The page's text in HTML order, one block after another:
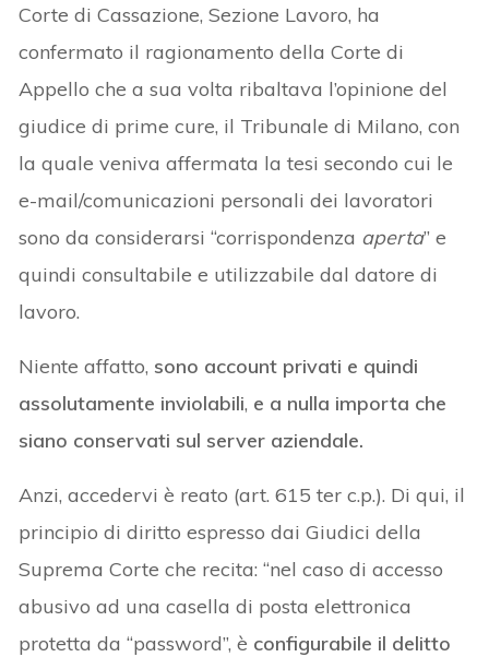
Corte di Cassazione, Sezione Lavoro, ha
confermato il ragionamento della Corte di
Appello che a sua volta ribaltava l’opinione del
giudice di prime cure, il Tribunale di Milano, con
la quale veniva affermata la tesi secondo cui le
e-mail/comunicazioni personali dei lavoratori
sono da considerarsi “corrispondenza aperta” e
quindi consultabile e utilizzabile dal datore di
lavoro.
Niente affatto, sono account privati e quindi
assolutamente inviolabili, e a nulla importa che
siano conservati sul server aziendale.
Anzi, accedervi è reato (art. 615 ter c.p.). Di qui, il
principio di diritto espresso dai Giudici della
Suprema Corte che recita: “nel caso di accesso
abusivo ad una casella di posta elettronica
protetta da “password”, è configurabile il delitto